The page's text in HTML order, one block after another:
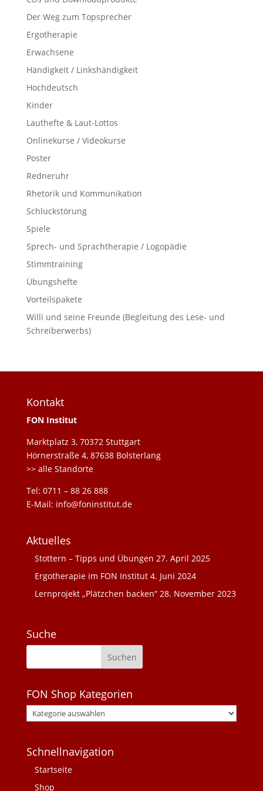
Der Weg zum Topsprecher
Ergotherapie
Erwachsene
Händigkeit / Linkshändigkeit
Hochdeutsch
Kinder
Lauthefte & Laut-Lottos
Onlinekurse / Videokurse
Poster
Redneruhr
Rhetorik und Kommunikation
Schluckstörung
Spiele
Sprech- und Sprachtherapie / Logopädie
Stimmtraining
Übungshefte
Vorteilspakete
Willi und seine Freunde (Begleitung des Lese- und
Schreiberwerbs)
Kontakt
FON Institut
Marktplatz 3, 70372 Stuttgart
Hörnerstraße 4, 87638 Bolsterlang
>> alle Standorte
Tel: 0711 – 88 26 888
E-Mail: info@foninstitut.de
Aktuelles
Stottern – Tipps und Übungen 27. April 2025
Ergotherapie im FON Institut 4. Juni 2024
Lernprojekt „Plätzchen backen“ 28. November 2023
Suche
FON Shop Kategorien
Schnellnavigation
Startseite
Shop